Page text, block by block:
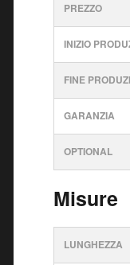
PREZZO
INIZIO
FINE
GARANZIA
OPTIONAL
Misure
LUNGHEZZA